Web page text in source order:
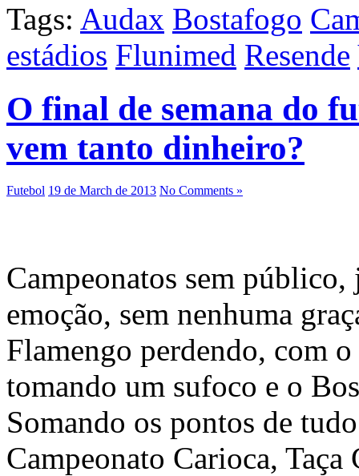
Tags: Audax Bostafogo
estádios Flunimed Resende
O final de semana do
vem tanto dinheiro?
Futebol 19 de March de 2013 No Comments »
Campeonatos sem
emoção, sem nenhuma
Flamengo perdendo, com
tomando um sufoco e o
Somando os pontos de
Campeonato Carioca,